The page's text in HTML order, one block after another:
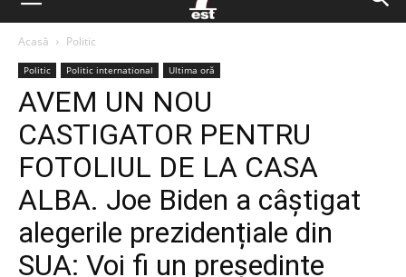
Acasă Politic
Politic Politic international Ultima oră
AVEM UN NOU
CASTIGATOR PENTRU
FOTOLIUL DE LA CASA
ALBA. Joe Biden a câștigat
alegerile prezidențiale din
SUA: Voi fi un președinte